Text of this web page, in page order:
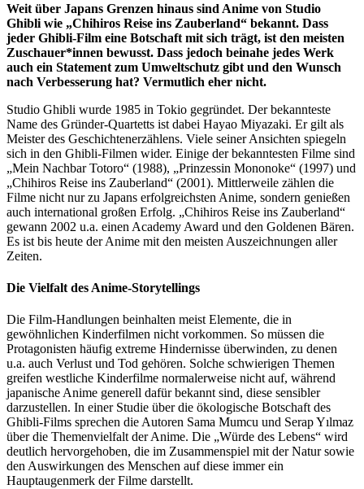
Weit über Japans Grenzen hinaus sind Anime von Studio
Ghibli wie „Chihiros Reise ins Zauberland“ bekannt. Dass
jeder Ghibli-Film eine Botschaft mit sich trägt, ist den meisten
Zuschauer*innen bewusst. Dass jedoch beinahe jedes Werk
auch ein Statement zum Umweltschutz gibt und den Wunsch
nach Verbesserung hat? Vermutlich eher nicht.
Studio Ghibli wurde 1985 in Tokio gegründet. Der bekannteste
Name des Gründer-Quartetts ist dabei Hayao Miyazaki. Er gilt als
Meister des Geschichtenerzählens. Viele seiner Ansichten spiegeln
sich in den Ghibli-Filmen wider. Einige der bekanntesten Filme sind
„Mein Nachbar Totoro“ (1988), „Prinzessin Mononoke“ (1997) und
„Chihiros Reise ins Zauberland“ (2001). Mittlerweile zählen die
Filme nicht nur zu Japans erfolgreichsten Anime, sondern genießen
auch international großen Erfolg. „Chihiros Reise ins Zauberland“
gewann 2002 u.a. einen Academy Award und den Goldenen Bären.
Es ist bis heute der Anime mit den meisten Auszeichnungen aller
Zeiten.
Die Vielfalt des Anime-Storytellings
Die Film-Handlungen beinhalten meist Elemente, die in
gewöhnlichen Kinderfilmen nicht vorkommen. So müssen die
Protagonisten häufig extreme Hindernisse überwinden, zu denen
u.a. auch Verlust und Tod gehören. Solche schwierigen Themen
greifen westliche Kinderfilme normalerweise nicht auf, während
japanische Anime generell dafür bekannt sind, diese sensibler
darzustellen. In einer Studie über die ökologische Botschaft des
Ghibli-Films sprechen die Autoren Sama Mumcu und Serap Yılmaz
über die Themenvielfalt der Anime. Die „Würde des Lebens“ wird
deutlich hervorgehoben, die im Zusammenspiel mit der Natur sowie
den Auswirkungen des Menschen auf diese immer ein
Hauptaugenmerk der Filme darstellt.